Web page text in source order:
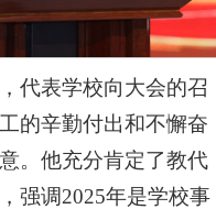
代表学校向大会的召
的辛勤付出和不懈奋
。他充分肯定了教代
强调2025年是学校事